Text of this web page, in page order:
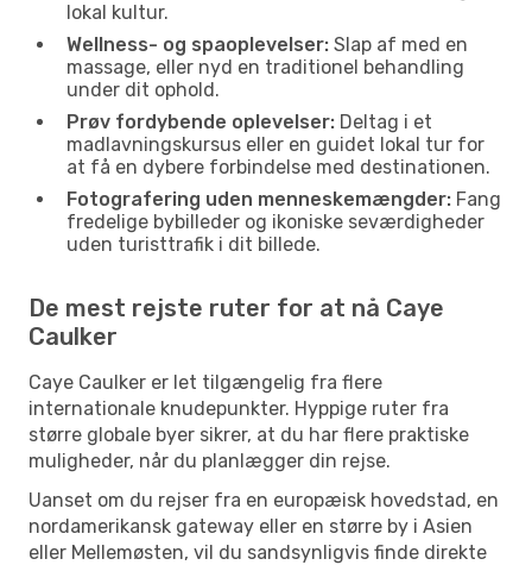
lokal kultur.
Wellness- og spaoplevelser: Slap af med en
massage, eller nyd en traditionel behandling
under dit ophold.
Prøv fordybende oplevelser: Deltag i et
madlavningskursus eller en guidet lokal tur for
at få en dybere forbindelse med destinationen.
Fotografering uden menneskemængder: Fang
fredelige bybilleder og ikoniske seværdigheder
uden turisttrafik i dit billede.
De mest rejste ruter for at nå Caye
Caulker
Caye Caulker er let tilgængelig fra flere
internationale knudepunkter. Hyppige ruter fra
større globale byer sikrer, at du har flere praktiske
muligheder, når du planlægger din rejse.
Uanset om du rejser fra en europæisk hovedstad, en
nordamerikansk gateway eller en større by i Asien
eller Mellemøsten, vil du sandsynligvis finde direkte